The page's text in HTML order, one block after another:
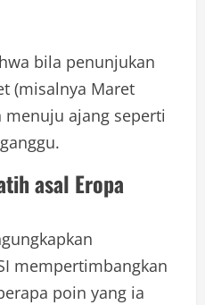
bila penunjukan
(misalnya Maret
menuju ajang seperti
asal Eropa
mempertimbangkan
poin yang ia